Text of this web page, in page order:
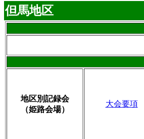
但馬地区
地区別記録会
（姫路会場）
大会要項